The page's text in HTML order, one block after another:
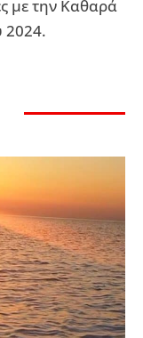
με την Καθαρά
2024.